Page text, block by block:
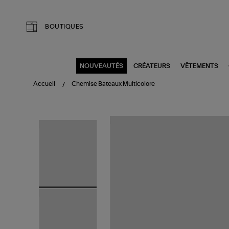
BOUTIQUES
NOUVEAUTÉS CRÉATEURS VÊTEMENTS
Accueil Chemise Bateaux Multicolore